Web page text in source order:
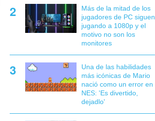
Más de la mitad de los
jugadores de PC siguen
jugando a 1080p y el
motivo no son los
monitores
Una de las habilidades
más icónicas de Mario
nació como un error en
NES: 'Es divertido,
dejadlo'